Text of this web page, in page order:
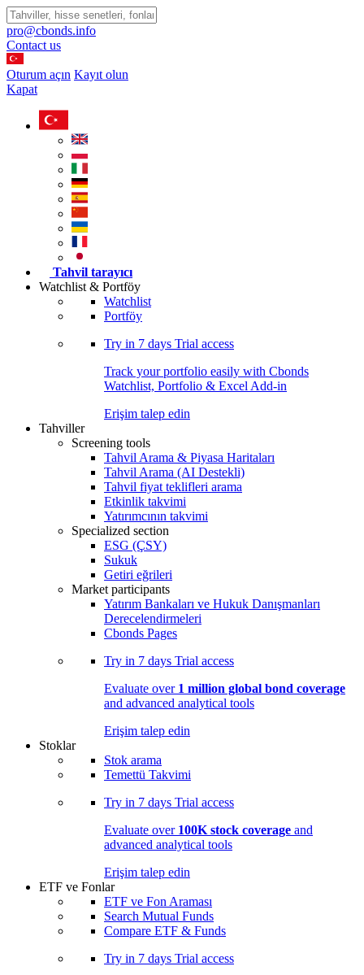
pro@cbonds.info
Contact us
Oturum açın Kayıt olun
Kapat
Tahvil tarayıcı
Watchlist & Portföy
Watchlist
Portföy
Try in 7 days Trial access
Track your portfolio easily with Cbonds
Watchlist, Portfolio & Excel Add-in
Erişim talep edin
Tahviller
Screening tools
Tahvil Arama & Piyasa Haritaları
Tahvil Arama (AI Destekli)
Tahvil fiyat teklifleri arama
Etkinlik takvimi
Yatırımcının takvimi
Specialized section
ESG (ÇSY)
Sukuk
Getiri eğrileri
Market participants
Yatırım Bankaları ve Hukuk Danışmanları
Derecelendirmeleri
Cbonds Pages
Try in 7 days Trial access
Evaluate over 1 million global bond coverage
and advanced analytical tools
Erişim talep edin
Stoklar
Stok arama
Temettü Takvimi
Try in 7 days Trial access
Evaluate over 100K stock coverage and
advanced analytical tools
Erişim talep edin
ETF ve Fonlar
ETF ve Fon Araması
Search Mutual Funds
Compare ETF & Funds
Try in 7 days Trial access